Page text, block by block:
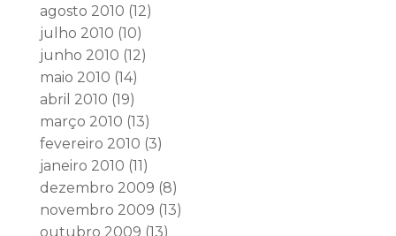
agosto 2010 (12)
julho 2010 (10)
junho 2010 (12)
maio 2010 (14)
abril 2010 (19)
março 2010 (13)
fevereiro 2010 (3)
janeiro 2010 (11)
dezembro 2009 (8)
novembro 2009 (13)
outubro 2009 (13)